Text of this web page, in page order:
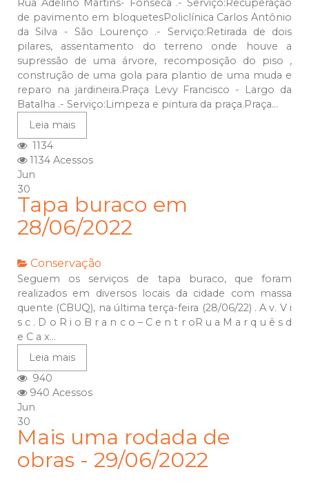
Rua Adelino Martins- Fonseca .- Serviço:Recuperação
de pavimento em bloquetesPoliclínica Carlos Antônio
da Silva - São Lourenço .- Serviço:Retirada de dois
pilares, assentamento do terreno onde houve a
supressão de uma árvore, recomposição do piso ,
construção de uma gola para plantio de uma muda e
reparo na jardineira.Praça Levy Francisco - Largo da
Batalha .- Serviço:Limpeza e pintura da praça.Praça...
Leia mais
1134
1134 Acessos
Jun
30
Tapa buraco em
28/06/2022
Conservação
Seguem os serviços de tapa buraco, que foram
realizados em diversos locais da cidade com massa
quente (CBUQ), na última terça-feira (28/06/22) . A v. V i
s c . D o R i o B r a n c o – C e n t r oR u a M a r q u ê s d
e C a x...
Leia mais
940
940 Acessos
Jun
30
Mais uma rodada de
obras - 29/06/2022